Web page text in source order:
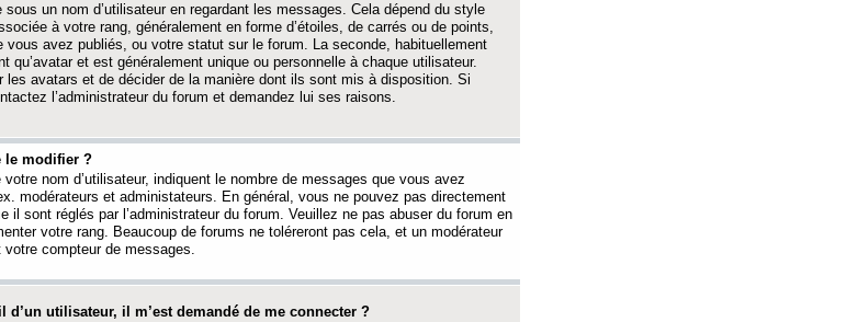
sous un nom d’utilisateur en regardant les messages. Cela dépend du style
à votre rang, généralement en forme d’étoiles, de carrés ou de points,
vous avez publiés, ou votre statut sur le forum. La seconde, habituellement
qu’avatar et est généralement unique ou personnelle à chaque utilisateur.
les avatars et de décider de la manière dont ils sont mis à disposition. Si
l’administrateur du forum et demandez lui ses raisons.
le modifier ?
nom d’utilisateur, indiquent le nombre de messages que vous avez
modérateurs et administateurs. En général, vous ne pouvez pas directement
il sont réglés par l’administrateur du forum. Veuillez ne pas abuser du forum en
votre rang. Beaucoup de forums ne toléreront pas cela, et un modérateur
compteur de messages.
utilisateur, il m’est demandé de me connecter ?